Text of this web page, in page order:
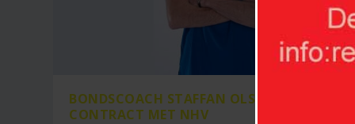
BONDSCOACH STAFFAN OLSSON VERLENGT
CONTRACT MET NHV